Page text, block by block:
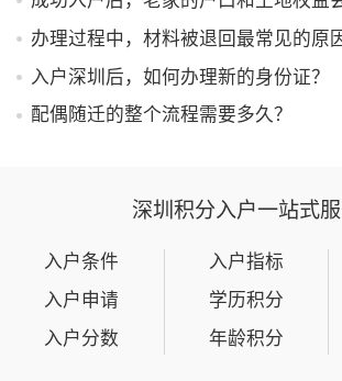
入户深圳后，如何办理新的身份证？
配偶随迁的整个流程需要多久？
深圳积分入户一站式
入户条件
入户申请
入户分数
入户指标
学历积分
年龄积分